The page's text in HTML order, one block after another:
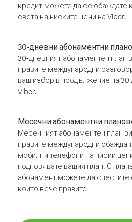
кредит можете да се обаждате
света на ниските цени на Viber.
30-дневни абонаментни
30-дневният абонаментен план
правите международни
ваш избор в продължение на 30
Viber.
Месечни абонаментни
Месечният абонаментен план
правите международни
мобилни телефони на ниски
подновявате вашия план. С
абонамент можете да спестите
които вече правите